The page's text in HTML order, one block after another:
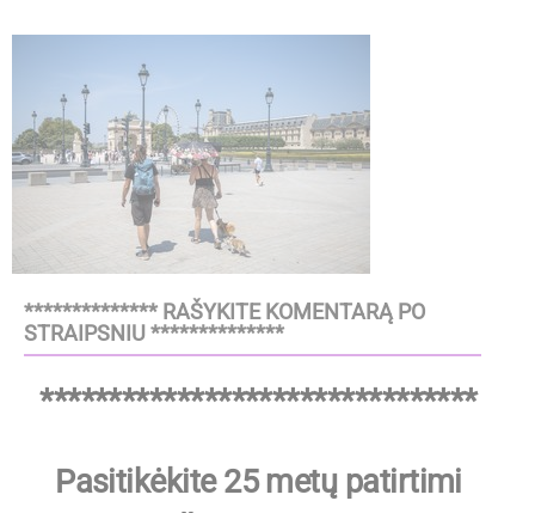
************** RAŠYKITE KOMENTARĄ PO
STRAIPSNIU **************
********************************
Pasitikėkite 25 metų patirtimi